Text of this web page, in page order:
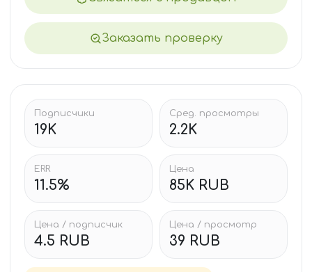
Заказать проверку
Подписчики
19K
Сред. просмотры
2.2K
ERR
11.5%
Цена
85K RUB
Цена / подписчик
4.5 RUB
Цена / просмотр
39 RUB